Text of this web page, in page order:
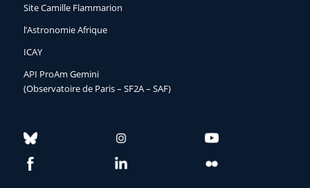
Site Camille Flammarion
l’Astronomie Afrique
ICAY
API ProAm Gemini
(Observatoire de Paris – SF2A – SAF)